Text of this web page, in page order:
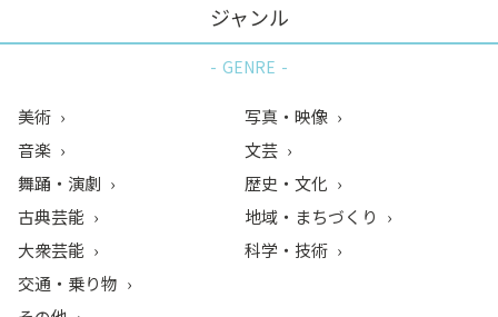
ジャンル
GENRE
美術
音楽
舞踊・演劇
古典芸能
大衆芸能
写真・映像
文芸
歴史・文化
地域・まちづくり
科学・技術
交通・乗り物